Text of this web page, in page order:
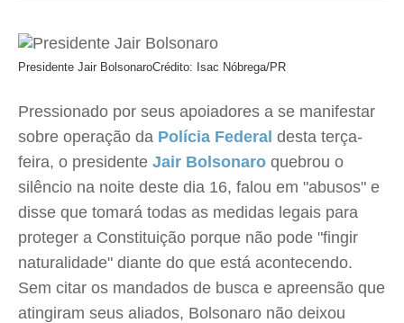
Presidente Jair BolsonaroCrédito: Isac Nóbrega/PR
Pressionado por seus apoiadores a se manifestar
sobre operação da Polícia Federal desta terça-
feira, o presidente Jair Bolsonaro quebrou o
silêncio na noite deste dia 16, falou em "abusos" e
disse que tomará todas as medidas legais para
proteger a Constituição porque não pode "fingir
naturalidade" diante do que está acontecendo.
Sem citar os mandados de busca e apreensão que
atingiram seus aliados, Bolsonaro não deixou